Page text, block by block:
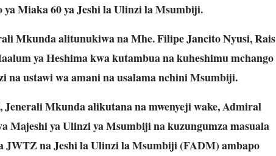
ya Miaka 60 ya Jeshi la Ulinzi la Msumbiji.
Mkunda alitunukiwa na Mhe. Filipe Jancito Nyusi, Rais
ya Heshima kwa kutambua na kuheshimu mchango
na ustawi wa amani na usalama nchini Msumbiji.
Jenerali Mkunda alikutana na mwenyeji wake, Admiral
Majeshi ya Ulinzi ya Msumbiji na kuzungumza masuala
na Jeshi la Ulinzi la Msumbiji (FADM) ambapo